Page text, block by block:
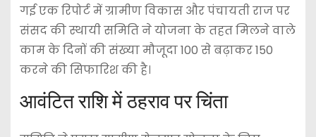
गई एक रिपोर्ट में ग्रामीण विकास और पंचायती राज पर
संसद की स्थायी समिति ने योजना के तहत मिलने वाले
काम के दिनों की संख्या मौजूदा 100 से बढ़ाकर 150
करने की सिफारिश की है।
आवंटित राशि में ठहराव पर चिंता